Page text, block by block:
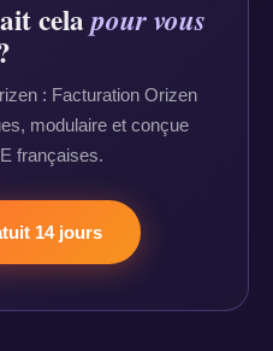
celapour vous
: Facturation Orizen
modulaire et conçue
françaises.
14 jours